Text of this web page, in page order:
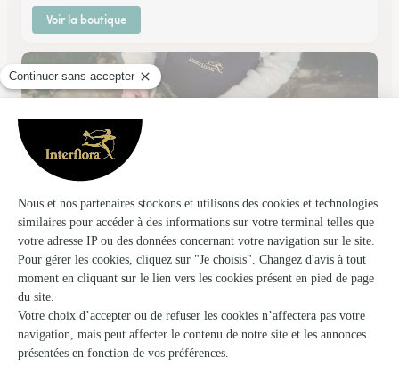
Voir la boutique
Europe Fleurs
Mericourt
★ ★★★ ★4.2 (292)
151, avenue de Floha
Voir la boutique